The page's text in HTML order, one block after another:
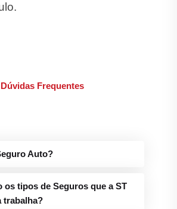
Frequentes
Auto?
os tipos de Seguros que a ST
trabalha?